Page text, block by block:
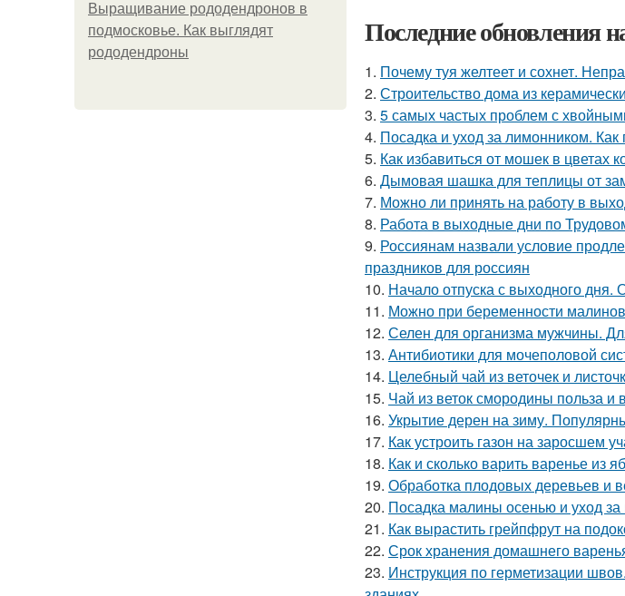
Выращивание рододендронов в
подмосковье. Как выглядят
рододендроны
Последние обновления
1. Почему туя желтеет и сохнет.
2. Строительство дома из
3. 5 самых частых проблем с
4. Посадка и уход за лимонником. Как
5. Как избавиться от мошек в цветах
6. Дымовая шашка для теплицы от
7. Можно ли принять на работу в
8. Работа в выходные дни по
9. Россиянам назвали условие
праздников для россиян
10. Начало отпуска с выходного
11. Можно при беременности
12. Селен для организма мужчины.
13. Антибиотики для мочеполовой
14. Целебный чай из веточек и
15. Чай из веток смородины польза и
16. Укрытие дерен на зиму.
17. Как устроить газон на заросшем
18. Как и сколько варить варенье из
19. Обработка плодовых деревьев и
20. Посадка малины осенью и уход
21. Как вырастить грейпфрут на
22. Срок хранения домашнего
23. Инструкция по герметизации